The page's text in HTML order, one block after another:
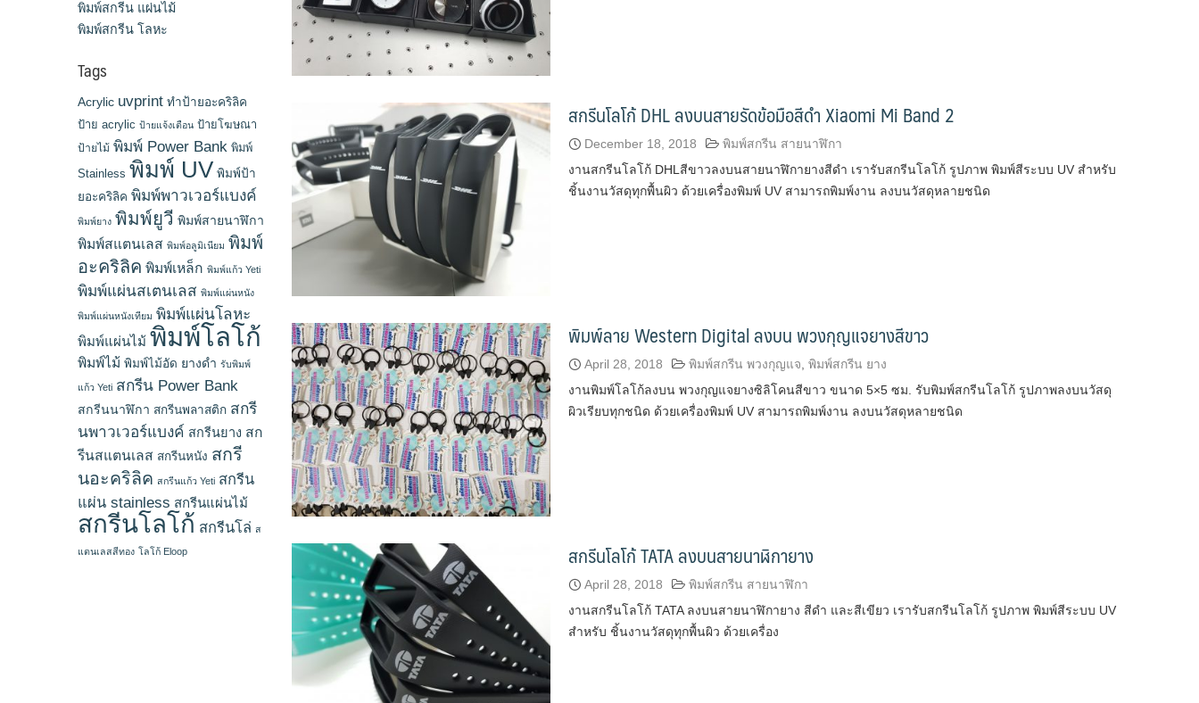
สกรีนโลโก้ DHL ลงบนสายรัดข้อมือสีดำ Xiaomi Mi Band 2
December 18, 2018
พิมพ์สกรีน สายนาฬิกา
งานสกรีนโลโก้ DHLสีขาวลงบนสายนาฬิกายางสีดำ เรารับสกรีนโลโก้ รูปภาพ พิมพ์สีระบบ UV สำหรับ
ชิ้นงานวัสดุทุกพื้นผิว ด้วยเครื่องพิมพ์ UV สามารถพิมพ์งาน ลงบนวัสดุหลายชนิด
พิมพ์ลาย Western Digital ลงบน พวงกุญแจยางสีขาว
April 28, 2018 พิมพ์สกรีน พวงกุญแจ พิมพ์สกรีน ยาง
งานพิมพ์โลโก้ลงบน พวงกุญแจยางซิลิโคนสีขาว ขนาด 5×5 ซม. รับพิมพ์สกรีนโลโก้ รูปภาพลงบนวัสดุ
ผิวเรียบทุกชนิด ด้วยเครื่องพิมพ์ UV สามารถพิมพ์งาน ลงบนวัสดุหลายชนิด
สกรีนโลโก้ TATA ลงบนสายนาฬิกายาง
April 28, 2018
พิมพ์สกรีน สายนาฬิกา
งานสกรีนโลโก้ TATA ลงบนสายนาฬิกายาง สีดำ และสีเขียว เรารับสกรีนโลโก้ รูปภาพ พิมพ์สีระบบ UV
สำหรับ ชิ้นงานวัสดุทุกพื้นผิว ด้วยเครื่อง
พิมพ์สกรีน แผ่นไม้
พิมพ์สกรีน โลหะ
Tags
Acrylic uvprint ทำป้ายอะคริลิค
ป้าย acrylic ป้ายแจ้งเตือน ป้ายโฆษณา
ป้ายไม้ พิมพ์ Power Bank พิมพ์
Stainless พิมพ์ UV พิมพ์ป้า
ยอะคริลิค พิมพ์พาวเวอร์แบงค์
พิมพ์ยาง พิมพ์ยูวี พิมพ์สายนาฬิกา
พิมพ์สแตนเลส พิมพ์อลูมิเนียม พิมพ์
อะคริลิค พิมพ์เหล็ก พิมพ์แก้ว Yeti
พิมพ์แผ่นสเตนเลส พิมพ์แผ่นหนัง
พิมพ์แผ่นหนังเทียม พิมพ์แผ่นโลหะ
พิมพ์แผ่นไม้ พิมพ์โลโก้
พิมพ์ไม้ พิมพ์ไม้อัด ยางดำ รับพิมพ์
แก้ว Yeti สกรีน Power Bank
สกรีนนาฬิกา สกรีนพลาสติก สกรี
นพาวเวอร์แบงค์ สกรีนยาง สก
รีนสแตนเลส สกรีนหนัง สกรี
นอะคริลิค สกรีนแก้ว Yeti สกรีน
แผ่น stainless สกรีนแผ่นไม้
สกรีนโลโก้ สกรีนโล่ ส
แตนเลสสีทอง โลโก้ Eloop